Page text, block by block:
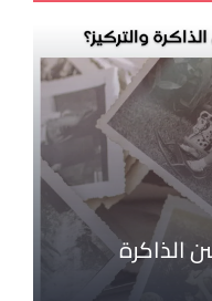
الذاكرة